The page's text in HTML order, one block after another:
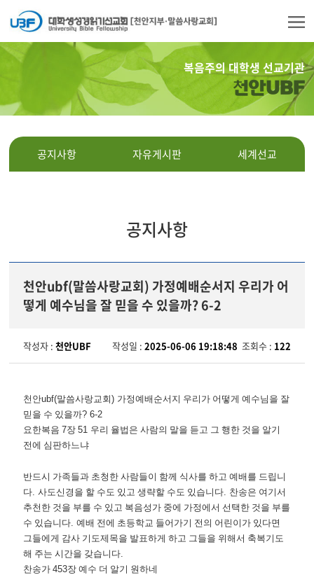
복음주의 대학생 선교기관
천안UBF
공지사항 자유게시판 세계선교
공지사항
천안ubf(말씀사랑교회) 가정예배순서지 우리가 어
떻게 예수님을 잘 믿을 수 있을까? 6-2
작성자 :천안UBF 작성일 :2025-06-06 19:18:48 조회수 : 122
천안ubf(말씀사랑교회) 가정예배순서지 우리가 어떻게 예수님을 잘
믿을 수 있을까? 6-2
요한복음7장51 우리 율법은 사람의 말을 듣고 그 행한 것을 알기
전에 심판하느냐
반드시 가족들과 초청한 사람들이 함께 식사를 하고 예배를 드립니
다.사도신경을 할 수도 있고 생략할 수도 있습니다. 찬송은 여기서
추천한 것을 부를 수 있고 복음성가 중에 가정에서 선택한 것을 부를
수 있습니다.예배 전에 초등학교 들어가기 전의 어린이가 있다면
그들에게 감사 기도제목을 발표하게 하고 그들을 위해서 축복기도
해 주는 시간을 갖습니다.
찬송가453장 예수 더 알기 원하네